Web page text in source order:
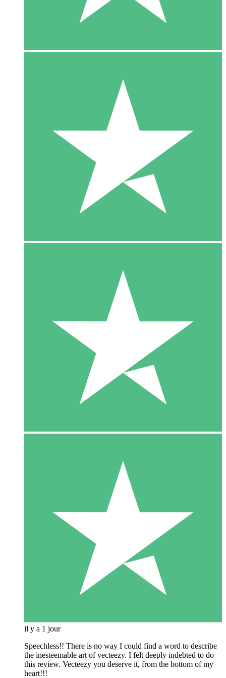
il y a 1 jour
Speechless!! There is no way I could find a word to describe
the inesteemable art of vecteezy. I felt deeply indebted to do
this review. Vecteezy you deserve it, from the bottom of my
heart!!!